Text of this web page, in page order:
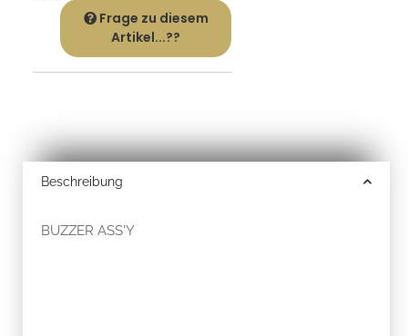
Frage zu diesem
Artikel...??
Beschreibung
BUZZER ASS'Y